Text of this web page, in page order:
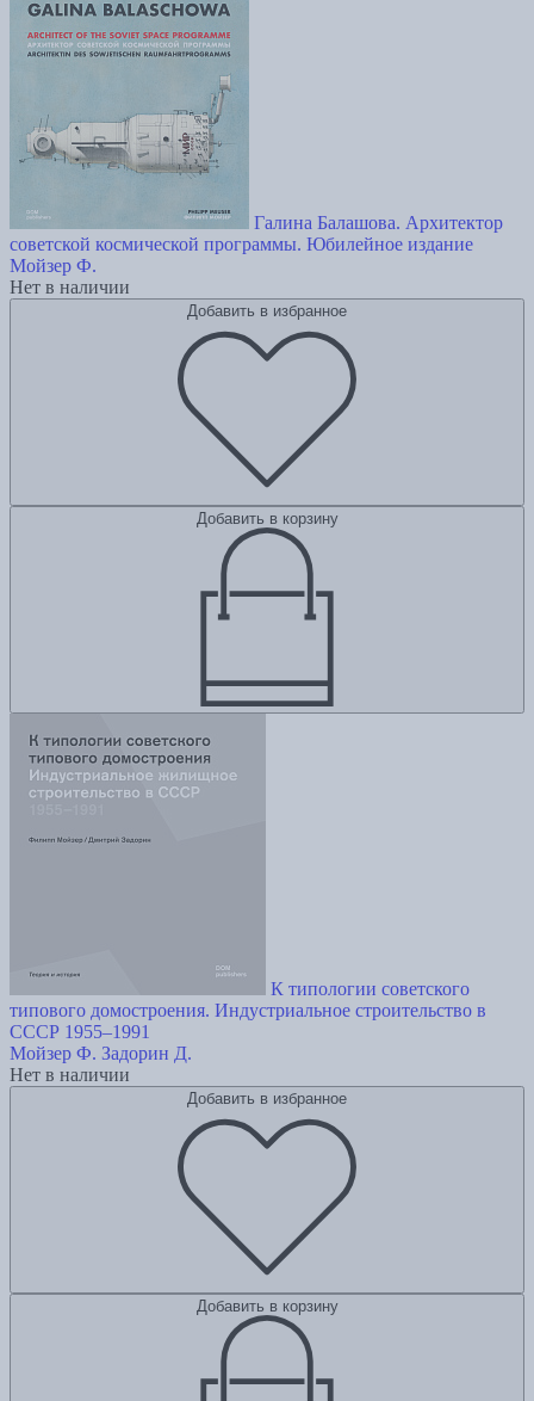
Галина Балашова. Архитектор
советской космической программы. Юбилейное издание
Мойзер Ф.
Нет в наличии
Добавить в избранное
Добавить в корзину
К типологии советского
типового домостроения. Индустриальное строительство в
СССР 1955–1991
Мойзер Ф. Задорин Д.
Нет в наличии
Добавить в избранное
Добавить в корзину